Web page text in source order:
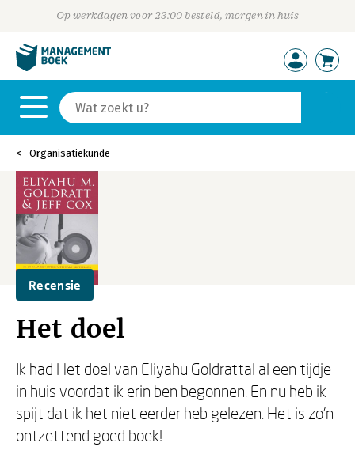
Op werkdagen voor 23:00 besteld, morgen in huis
Organisatiekunde
Recensie
Het doel
Ik had Het doel van Eliyahu Goldrattal al een tijdje
in huis voordat ik erin ben begonnen. En nu heb ik
spijt dat ik het niet eerder heb gelezen. Het is zo'n
ontzettend goed boek!